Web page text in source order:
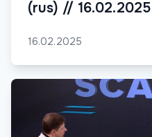
(rus) // 16.02.2025
16.02.2025